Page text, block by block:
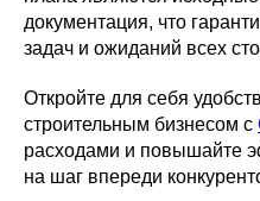
документация, что
задач и ожиданий всех
Откройте для себя
строительным бизнесом с
расходами и повышайте
на шаг впереди